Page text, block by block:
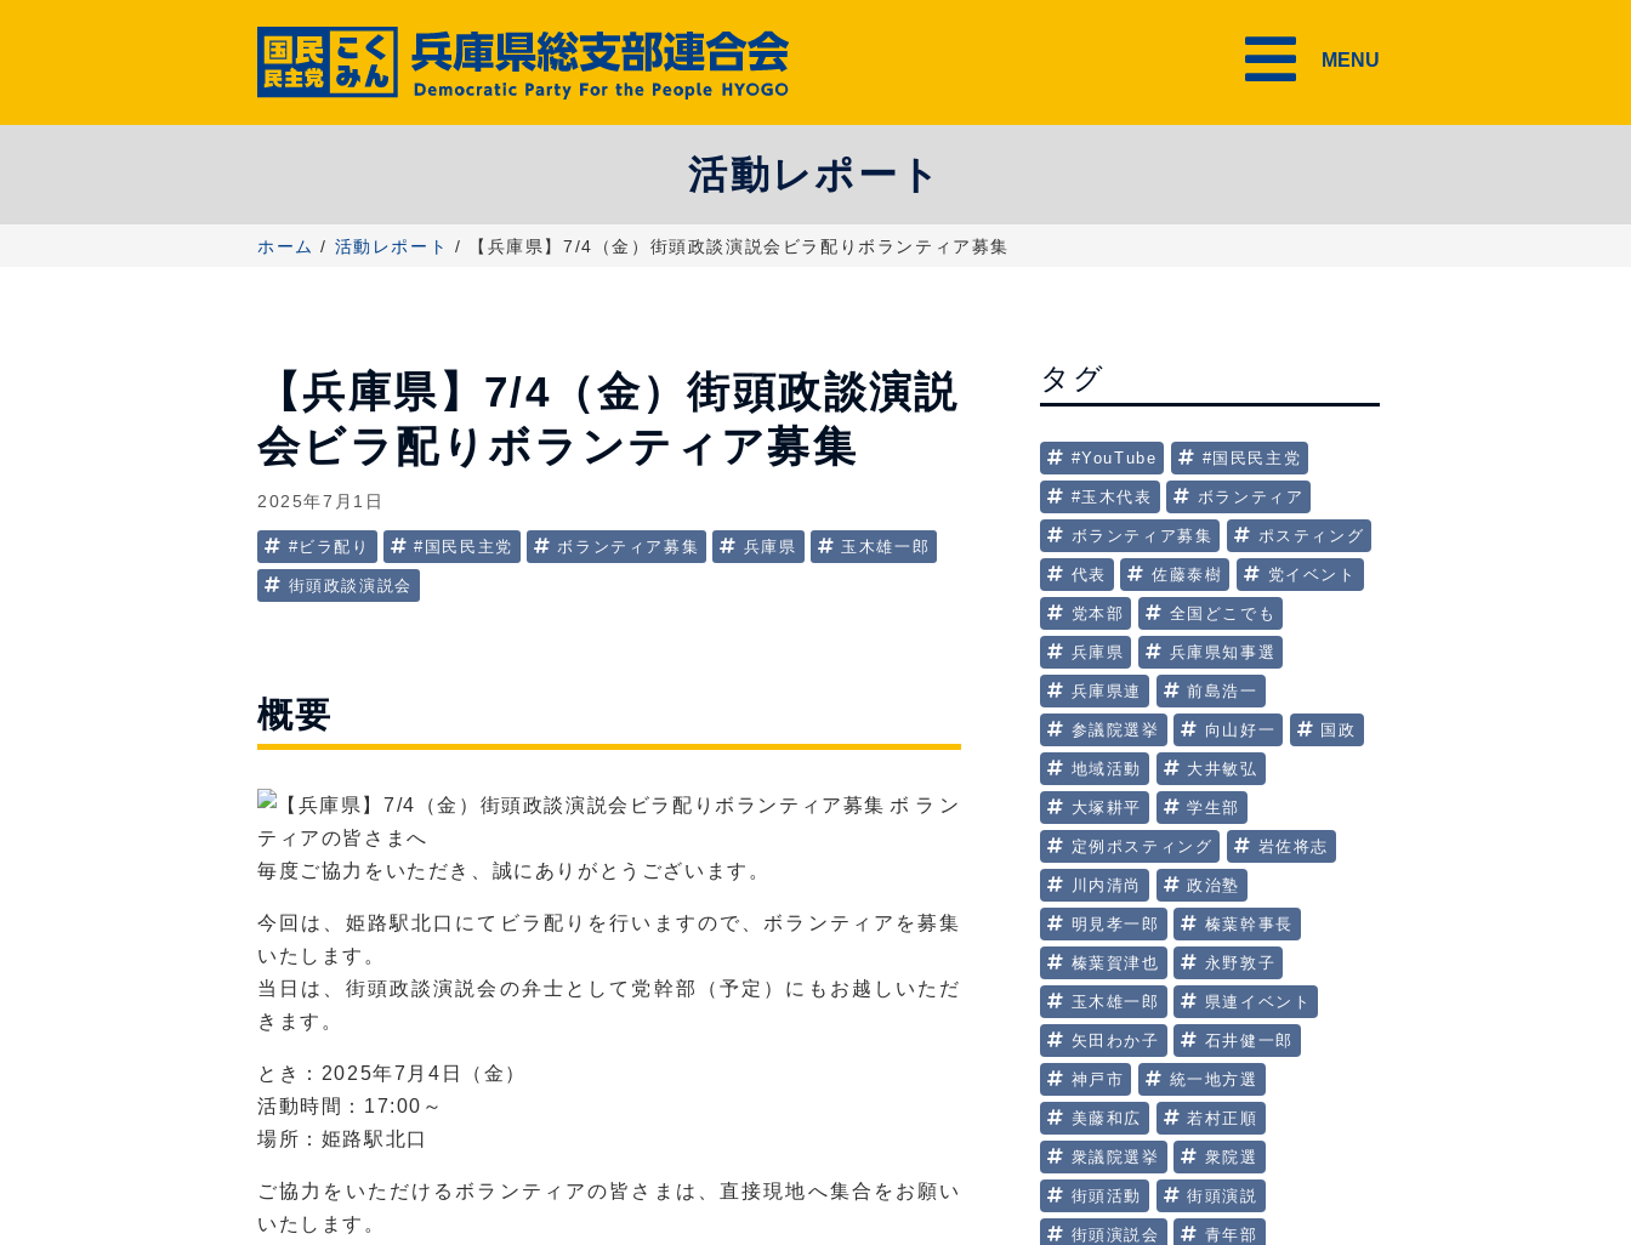
ツ
MENU
活動レポート
ホーム / 活動レポート / 【兵庫県】7/4（金）街頭政談演説会ビラ配りボランティア募集
【兵庫県】7/4（金）街頭政談演説
会ビラ配りボランティア募集
2025年7月1日
#ビラ配り #国民民主党 ボランティア募集 兵庫県 玉木雄一郎
街頭政談演説会
概要
ボラン
ティアの皆さまへ
毎度ご協力をいただき、誠にありがとうございます。
今回は、姫路駅北口にてビラ配りを行いますので、ボランティアを募集
いたします。
当日は、街頭政談演説会の弁士として党幹部（予定）にもお越しいただ
きます。
とき：2025年7月4日（金）
活動時間：17:00～
場所：姫路駅北口
ご協力をいただけるボランティアの皆さまは、直接現地へ集合をお願い
いたします。
タグ
#YouTube #国民民主党
#玉木代表 ボランティア
ボランティア募集 ポスティング
代表 佐藤泰樹 党イベント
党本部 全国どこでも
兵庫県 兵庫県知事選
兵庫県連 前島浩一
参議院選挙 向山好一 国政
地域活動 大井敏弘
大塚耕平 学生部
定例ポスティング 岩佐将志
川内清尚 政治塾
明見孝一郎 榛葉幹事長
榛葉賀津也 永野敦子
玉木雄一郎 県連イベント
矢田わか子 石井健一郎
神戸市 統一地方選
美藤和広 若村正順
衆議院選挙 衆院選
街頭活動 街頭演説
街頭演説会 青年部